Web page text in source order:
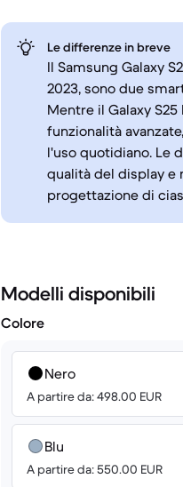
Le differenze in breve
Il Samsung Galaxy
2023, sono due
Mentre il Galaxy
funzionalità
l'uso quotidiano. Le
qualità del display e
progettazione di
Modelli disponibili
Colore
Nero
A partire da: 498.00 EUR
Blu
A partire da: 550.00 EUR